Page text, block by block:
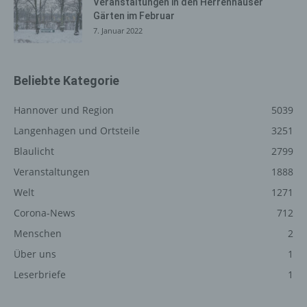
Gärten im Februar
7. Januar 2022
Beliebte Kategorie
Hannover und Region
5039
Langenhagen und Ortsteile
3251
Blaulicht
2799
Veranstaltungen
1888
Welt
1271
Corona-News
712
Menschen
2
Über uns
1
Leserbriefe
1
Vorschriften Angaben, die eine schnelle elektronische
Kontaktaufnahme zu unserem Unternehmen sowie eine
unmittelbare Kommunikation mit uns ermöglichen, was
elektronischen Post (E-Mail-Adresse) umfasst. Sofern
Kontaktformular den Kontakt mit dem für die
der betroffenen Person übermittelten
personenbezogenen Daten automatisch gespeichert.
Solche auf freiwilliger Basis von einer betroffenen Person
übermittelten personenbezogenen Daten werden für
Zwecke der Bearbeitung oder der Kontaktaufnahme zur
betroffenen Person gespeichert. Es erfolgt keine
Kommentarfunktion im Blog auf der